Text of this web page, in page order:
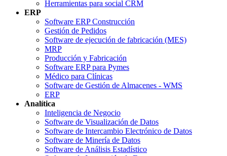
Herramientas para social CRM
ERP
Software ERP Construcción
Gestión de Pedidos
Software de ejecución de fabricación (MES)
MRP
Producción y Fabricación
Software ERP para Pymes
Médico para Clínicas
Software de Gestión de Almacenes - WMS
ERP
Analítica
Inteligencia de Negocio
Software de Visualización de Datos
Software de Intercambio Electrónico de Datos
Software de Minería de Datos
Software de Análisis Estadístico